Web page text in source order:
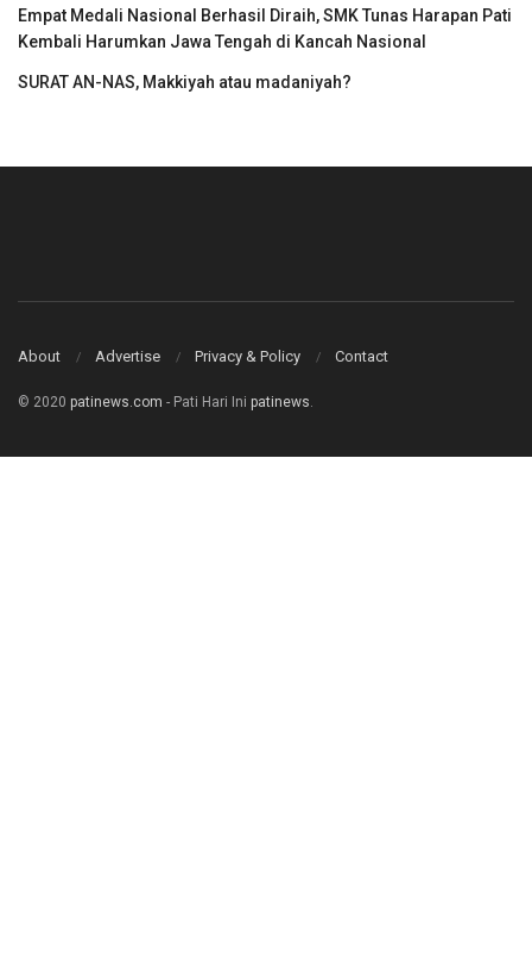
Empat Medali Nasional Berhasil Diraih, SMK Tunas Harapan Pati
Kembali Harumkan Jawa Tengah di Kancah Nasional
SURAT AN-NAS, Makkiyah atau madaniyah?
About Advertise Privacy & Policy Contact
© 2020 patinews.com - Pati Hari Ini patinews